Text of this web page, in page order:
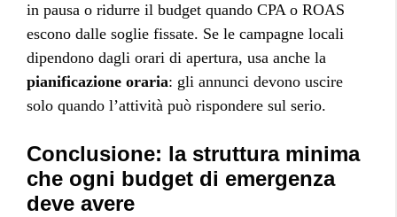
in pausa o ridurre il budget quando CPA o ROAS
escono dalle soglie fissate. Se le campagne locali
dipendono dagli orari di apertura, usa anche la
pianificazione oraria: gli annunci devono uscire
solo quando l’attività può rispondere sul serio.
Conclusione: la struttura minima
che ogni budget di emergenza
deve avere